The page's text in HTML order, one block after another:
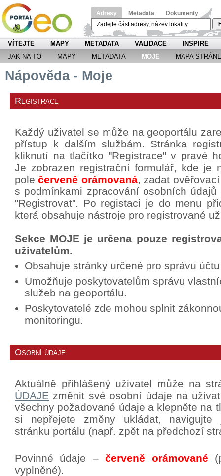
Adresy Metadata Dokumenty
VÍTEJTE MAPY METADATA VALIDACE
INSPIRE
JAK NA TO
MAPY METADATA MOJE MAPA
Nápověda - Moje
Registrace
Každý uživatel se může na geoportálu
přístup k dalším službám. Stránka
kliknutí na tlačítko "Registrace" v pravé
Je zobrazen registrační formulář, kde je
polečerveně orámovaná, zadat
s podmínkami zpracování osobních
"Registrovat". Po registaci je do menu
která obsahuje nástroje pro registrované
Sekce MOJE je určena pouze
uživatelům.
Obsahuje stránky určené pro správu
Umožňuje poskytovatelům správu
služeb na geoportálu.
Poskytovatelé zde mohou splnit
monitoringu.
Osobní údaje
Aktuálně přihlášený uživatel může na
ÚDAJE změnit své osobní údaje na
všechny požadované údaje a klepněte na
si nepřejete změny ukládat, navigujte
stránku portálu (např. zpět na předchozí
Povinné údaje –červeně orámované
vyplněné).